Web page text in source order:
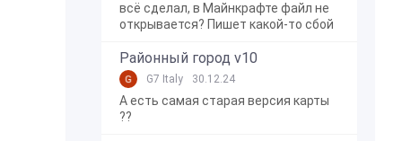
всё сделал, в Майнкрафте файл не
открывается? Пишет какой-то сбой
Районный город v10
G7 Italy 30.12.24
А есть самая старая версия карты
??